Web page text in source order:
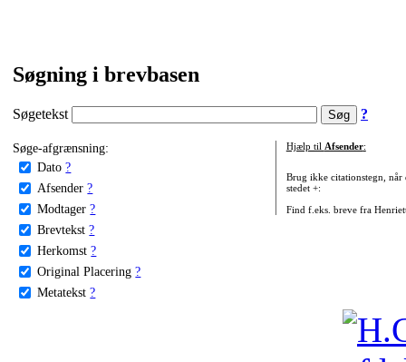
Søgning i brevbasen
Søgetekst ?
Søge-afgrænsning:
Dato ?
Afsender ?
Modtager ?
Brevtekst ?
Herkomst ?
Original Placering ?
Metatekst ?
Hjælp til Afsender:
Brug ikke citationstegn, når
stedet +:
Find f.eks. breve fra